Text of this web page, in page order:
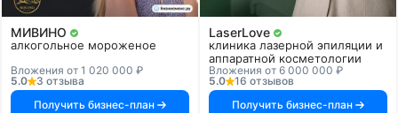
МИВИНО
алкогольное мороженое
Вложения от 1 020 000 ₽
5.0
3 отзыва
Получить бизнес-план
LaserLove
клиника лазерной эпиляции и
аппаратной косметологии
Вложения от 6 000 000 ₽
5.0
16 отзывов
Получить бизнес-план